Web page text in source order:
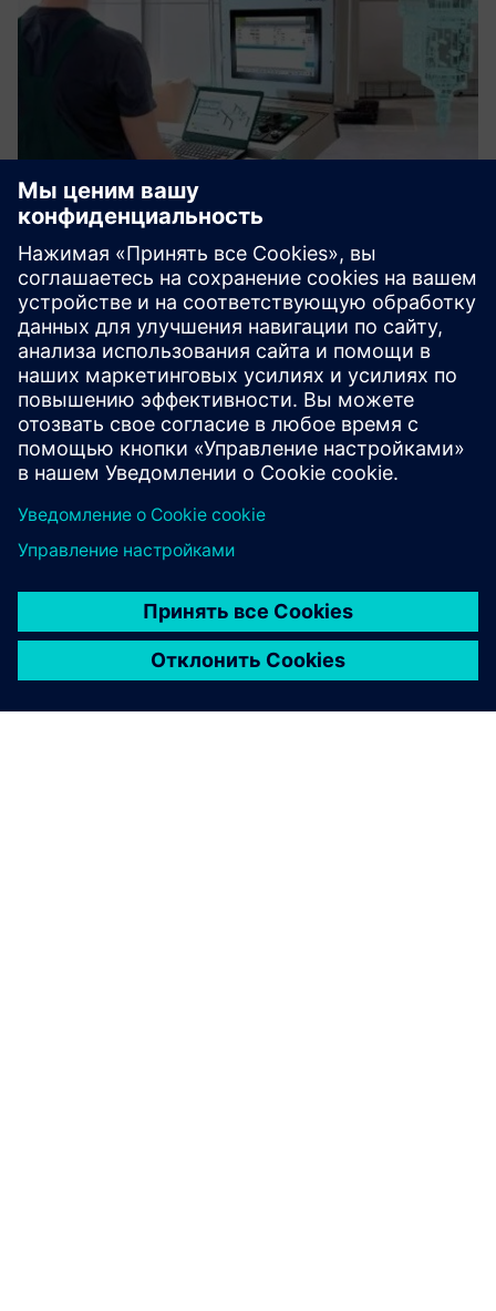
Virtual Smart Factory for Additive
Manufacturing
VSF обеспечивает крупномасштабное аддитивное
производство SINUMERIK из термопластов.
Модульный, адаптированный к новым материалам,
позволяет точно считывать цифровые отпечатки
пальцев
Узнайте больше